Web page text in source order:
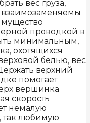
вес груза,
взаимозаменяемы
проводкой в
минимальным,
охотящихся
белью, вес
верхний
помогает
вершинка
скорость
немалую
так любимую